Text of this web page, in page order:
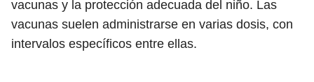
vacunas y la protección adecuada del niño. Las
vacunas suelen administrarse en varias dosis, con
intervalos específicos entre ellas.